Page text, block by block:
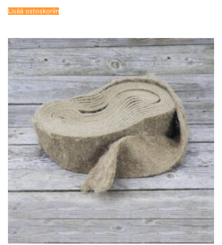
Lisää ostoskoriin